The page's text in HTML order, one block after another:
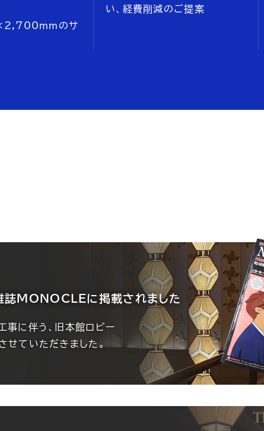
のサ
い、経費削減のご提案
誌MONOCLEに掲載されました
事に伴う、旧本館ロビー
せていただきました。